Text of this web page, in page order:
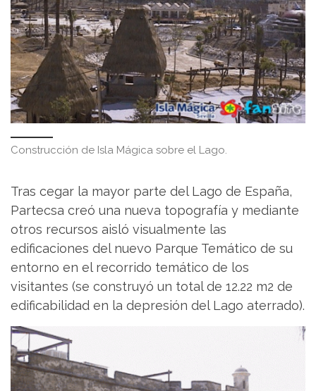
Construcción de Isla Mágica sobre el Lago.
Tras cegar la mayor parte del Lago de España,
Partecsa creó una nueva topografía y mediante
otros recursos aisló visualmente las
edificaciones del nuevo Parque Temático de su
entorno en el recorrido temático de los
visitantes (se construyó un total de 12.22 m2 de
edificabilidad en la depresión del Lago aterrado).